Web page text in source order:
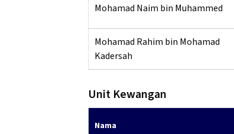
Mohamad Naim bin Muhammed
Mohamad Rahim bin Mohamad
Kadersah
Unit Kewangan
Nama